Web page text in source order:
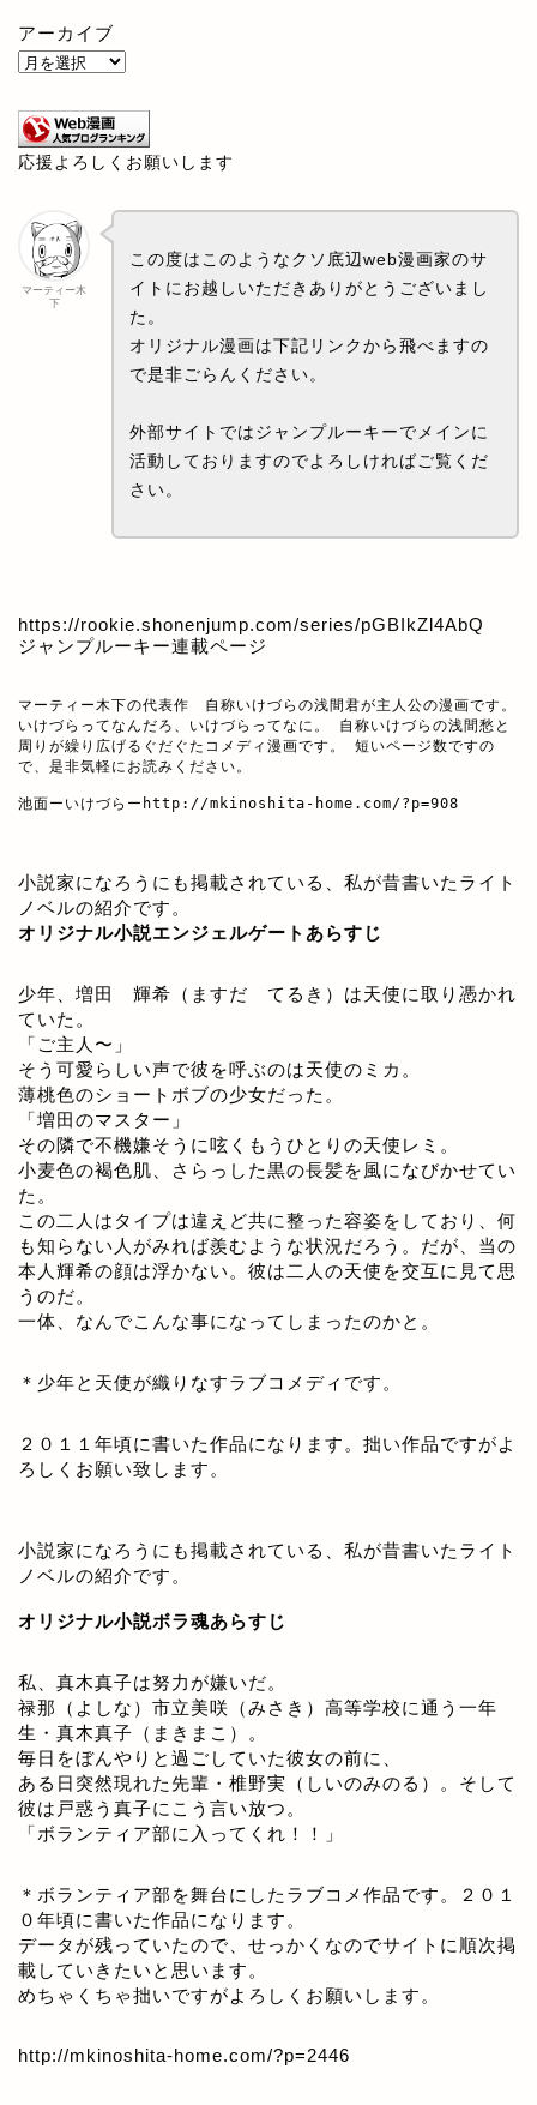
アーカイブ
応援よろしくお願いします
マーティー木
下
この度はこのようなクソ底辺web漫画家のサ
イトにお越しいただきありがとうございまし
た。
オリジナル漫画は下記リンクから飛べますの
で是非ごらんください。
外部サイトではジャンプルーキーでメインに
活動しておりますのでよろしければご覧くだ
さい。
https://rookie.shonenjump.com/series/pGBIkZl4AbQ
ジャンプルーキー連載ページ
マーティー木下の代表作　自称いけづらの浅間君が主人公の漫画です。
いけづらってなんだろ、いけづらってなに。 自称いけづらの浅間愁と
周りが繰り広げるぐだぐたコメディ漫画です。 短いページ数ですの
で、是非気軽にお読みください。
池面ーいけづらー http://mkinoshita-home.com/?p=908
小説家になろうにも掲載されている、私が昔書いたライト
ノベルの紹介です。
オリジナル小説エンジェルゲートあらすじ
少年、増田 輝希（ますだ てるき）は天使に取り憑かれ
ていた。
「ご主人〜」
そう可愛らしい声で彼を呼ぶのは天使のミカ。
薄桃色のショートボブの少女だった。
「増田のマスター」
その隣で不機嫌そうに呟くもうひとりの天使レミ。
小麦色の褐色肌、さらっした黒の長髪を風になびかせてい
た。
この二人はタイプは違えど共に整った容姿をしており、何
も知らない人がみれば羨むような状況だろう。だが、当の
本人輝希の顔は浮かない。彼は二人の天使を交互に見て思
うのだ。
一体、なんでこんな事になってしまったのかと。
＊少年と天使が織りなすラブコメディです。
２０１１年頃に書いた作品になります。拙い作品ですがよ
ろしくお願い致します。
小説家になろうにも掲載されている、私が昔書いたライト
ノベルの紹介です。
オリジナル小説ボラ魂あらすじ
私、真木真子は努力が嫌いだ。
禄那（よしな）市立美咲（みさき）高等学校に通う一年
生・真木真子（まきまこ）。
毎日をぼんやりと過ごしていた彼女の前に、
ある日突然現れた先輩・椎野実（しいのみのる）。そして
彼は戸惑う真子にこう言い放つ。
「ボランティア部に入ってくれ！！」
＊ボランティア部を舞台にしたラブコメ作品です。２０１
０年頃に書いた作品になります。
データが残っていたので、せっかくなのでサイトに順次掲
載していきたいと思います。
めちゃくちゃ拙いですがよろしくお願いします。
http://mkinoshita-home.com/?p=2446